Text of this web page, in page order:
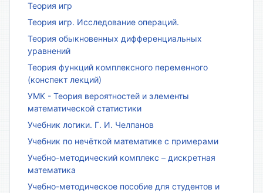
Теория игр
Теория игр. Исследование операций.
Теория обыкновенных дифференциальных
уравнений
Теория функций комплексного переменного
(конспект лекций)
УМК - Теория вероятностей и элементы
математической статистики
Учебник логики. Г. И. Челпанов
Учебник по нечёткой математике с примерами
Учебно-методический комплекс – дискретная
математика
Учебно-методическое пособие для студентов и